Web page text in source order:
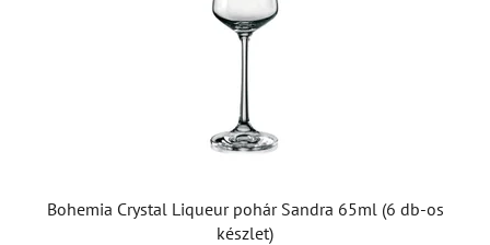
Bohemia Crystal Liqueur pohár Sandra 65ml (6 db-os
készlet)